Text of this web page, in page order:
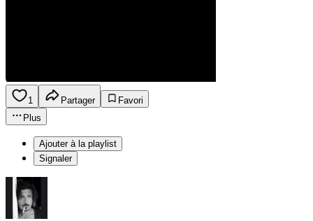
1 Partager
Favori
Plus
Ajouter à la playlist
Signaler